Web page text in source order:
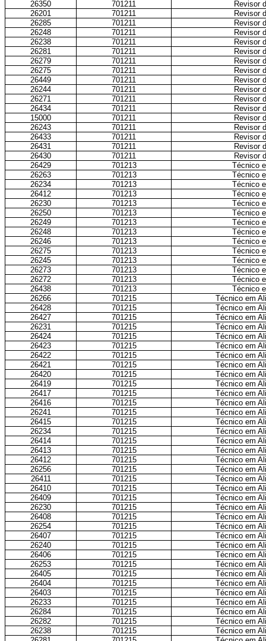
26350
701211
Revisor
26201
701211
Revisor
26285
701211
Revisor
26248
701211
Revisor
26238
701211
Revisor
26281
701211
Revisor
26279
701211
Revisor
26275
701211
Revisor
26449
701211
Revisor
26244
701211
Revisor
26271
701211
Revisor
26434
701211
Revisor
15000
701211
Revisor
26243
701211
Revisor
26433
701211
Revisor
26431
701211
Revisor
26430
701211
Revisor
26429
701213
Técnico
26263
701213
Técnico
26234
701213
Técnico
26412
701213
Técnico
26230
701213
Técnico
26250
701213
Técnico
26249
701213
Técnico
26248
701213
Técnico
26246
701213
Técnico
26275
701213
Técnico
26245
701213
Técnico
26273
701213
Técnico
26272
701213
Técnico
26438
701213
Técnico
26266
701215
Técnico em
26428
701215
Técnico em
26427
701215
Técnico em
26231
701215
Técnico em
26424
701215
Técnico em
26423
701215
Técnico em
26422
701215
Técnico em
26421
701215
Técnico em
26420
701215
Técnico em
26419
701215
Técnico em
26417
701215
Técnico em
26416
701215
Técnico em
26241
701215
Técnico em
26415
701215
Técnico em
26234
701215
Técnico em
26414
701215
Técnico em
26413
701215
Técnico em
26412
701215
Técnico em
26256
701215
Técnico em
26411
701215
Técnico em
26410
701215
Técnico em
26409
701215
Técnico em
26230
701215
Técnico em
26408
701215
Técnico em
26254
701215
Técnico em
26407
701215
Técnico em
26240
701215
Técnico em
26406
701215
Técnico em
26253
701215
Técnico em
26405
701215
Técnico em
26404
701215
Técnico em
26403
701215
Técnico em
26233
701215
Técnico em
26284
701215
Técnico em
26282
701215
Técnico em
26238
701215
Técnico em